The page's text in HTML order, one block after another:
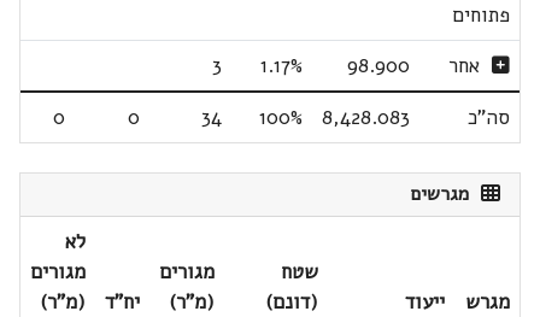
פתוחים
אחר 98.900
1.17%
3
סה"כ
8,428.083
100%
34
0
0
מגרשים
מגרש ייעוד
שטח
(דונם)
מגורים
(מ"ר)
יח"ד
לא
מגורים
(מ"ר)